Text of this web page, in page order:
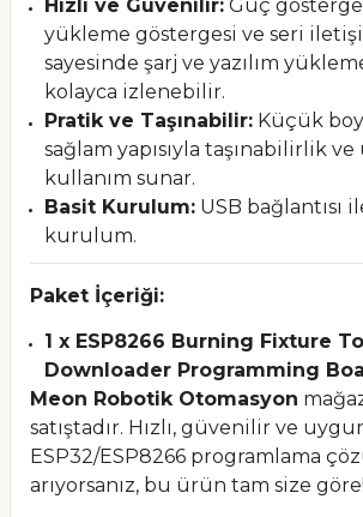
Hızlı ve Güvenilir: Güç
yükleme göstergesi ve seri
sayesinde şarj ve yazılım
kolayca izlenebilir.
Pratik ve Taşınabilir: Küçük
sağlam yapısıyla taşınabilirlik
kullanım sunar.
Basit Kurulum: USB bağlantısı
kurulum.
Paket İçeriği:
1 x ESP8266 Burning Fixture
Downloader Programming
Meon Robotik Otomasyon
satıştadır. Hızlı, güvenilir ve
ESP32/ESP8266 programlama
arıyorsanız, bu ürün tam size göre!